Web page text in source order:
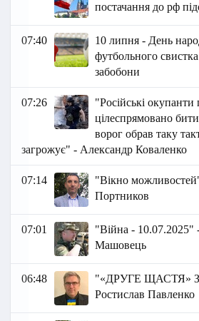
постачання до рф
07:40
10 липня - День
футбольного
забобони
07:26
"Російські окупанти
цілеспрямовано
ворог обрав таку
загрожує" - Александр Коваленко
07:14
"Вікно
Портников
07:01
"Війна - 10.07.2025"
Машовець
06:48
"«ДРУГЕ ЩАСТЯ»
Ростислав Павленко